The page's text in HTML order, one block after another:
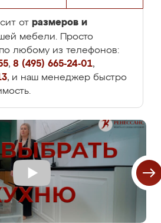
от размеров и
мебели. Просто
любому из телефонов:
, 8 (495) 665-24-01,
, и наш менеджер быстро